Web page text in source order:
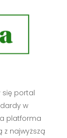
się portal
w
platforma
z najwyższą